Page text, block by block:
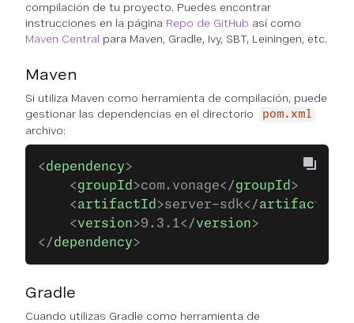
compilación de tu proyecto. Puedes encontrar
instrucciones en la página Repo de GitHub así como
Maven Central para Maven, Gradle, Ivy, SBT, Leiningen, etc.
Maven
Si utiliza Maven como herramienta de compilación, puede
gestionar las dependencias en el directorio
pom.xml
archivo:
<dependency>
    <
groupId >com.vonage</groupId >
    <
artifactId >server-sdk</artifactId
    <
version>9.3.1</version>
</dependency>
Gradle
Cuando utilizas Gradle como herramienta de